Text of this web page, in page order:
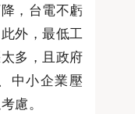
，台電不虧
外，最低工
多，且政府
中小企業壓
慮。